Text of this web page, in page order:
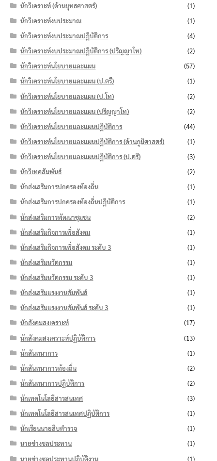
นักวิเคราะห์ (ด้านยุทธศาสตร์)
(1)
นักวิเคราะห์งบประมาณ
(1)
นักวิเคราะห์งบประมาณปฏิบัติการ
(4)
นักวิเคราะห์งบประมาณปฏิบัติการ (ปริญญาโท)
(2)
นักวิเคราะห์นโยบายและแผน
(57)
นักวิเคราะห์นโยบายและแผน (ป.ตรี)
(1)
นักวิเคราะห์นโยบายและแผน (ป.โท)
(2)
นักวิเคราะห์นโยบายและแผน (ปริญญาโท)
(2)
นักวิเคราะห์นโยบายและแผนปฏิบัติการ
(44)
นักวิเคราะห์นโยบายและแผนปฏิบัติการ (ด้านภูมิศาสตร์)
(1)
นักวิเคราะห์นโยบายและแผนปฏิบัติการ (ป.ตรี)
(3)
นักวิเทศสัมพันธ์
(2)
นักส่งเสริมการปกครองท้องถิ่น
(1)
นักส่งเสริมการปกครองท้องถิ่นปฏิบัติการ
(1)
นักส่งเสริมการพัฒนาชุมชน
(2)
นักส่งเสริมกิจการเพื่อสังคม
(1)
นักส่งเสริมกิจการเพื่อสังคม ระดับ 3
(1)
นักส่งเสริมนวัตกรรม
(1)
นักส่งเสริมนวัตกรรม ระดับ 3
(1)
นักส่งเสริมแรงงานสัมพันธ์
(1)
นักส่งเสริมแรงงานสัมพันธ์ ระดับ 3
(1)
นักสังคมสงเคราะห์
(17)
นักสังคมสงเคราะห์ปฏิบัติการ
(13)
นักสันทนาการ
(1)
นักสันทนาการท้องถิ่น
(2)
นักสันทนาการปฏิบัติการ
(2)
นักเทคโนโลยีสารสนเทศ
(3)
นักเทคโนโลยีสารสนเทศปฏิบัติการ
(1)
นักเรียนนายสิบตำรวจ
(1)
นายช่างชลประทาน
(1)
นายช่างชลประทานปฏิบัติงาน
(1)